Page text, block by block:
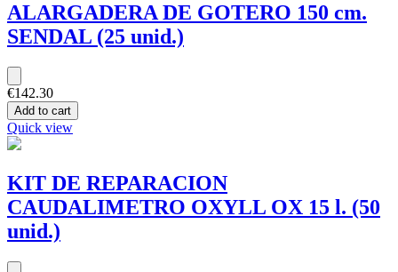
ALARGADERA DE GOTERO 150 cm.
SENDAL (25 unid.)
€142.30
Add to cart
Quick view
KIT DE REPARACION
CAUDALIMETRO OXYLL OX 15 l. (50
unid.)